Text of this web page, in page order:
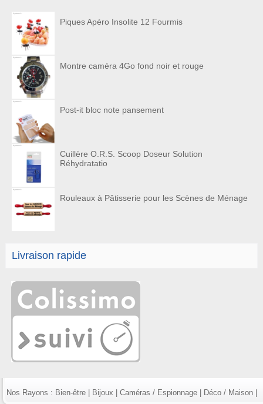
Piques Apéro Insolite 12 Fourmis
Montre caméra 4Go fond noir et rouge
Post-it bloc note pansement
Cuillère O.R.S. Scoop Doseur Solution
Réhydratatio
Rouleaux à Pâtisserie pour les Scènes de Ménage
Livraison rapide
Nos Rayons : Bien-être| Bijoux Caméras / Espionnage| Déco / Maison|